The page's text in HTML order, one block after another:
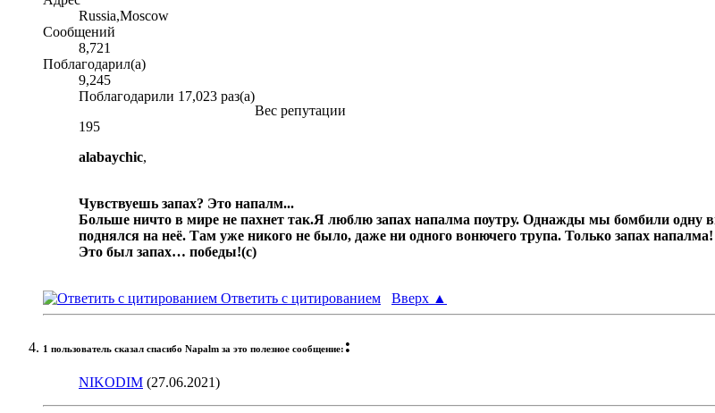
Russia,Moscow
Сообщений
8,721
Поблагодарил(а)
9,245
Поблагодарили 17,023 раз(а)
Вес репутации
195
alabaychic,
Чувствуешь запах? Это напалм...
Больше ничто в мире не пахнет так.Я люблю запах напалма поутру. Однажды мы бомбили одну
поднялся на неё. Там уже никого не было, даже ни одного вонючего трупа. Только запах
Это был запах… победы!(с)
Ответить с цитированием Вверх ▲
1 пользователь сказал cпасибо Napalm за это полезное сообщение: :
NIKODIM (27.06.2021)